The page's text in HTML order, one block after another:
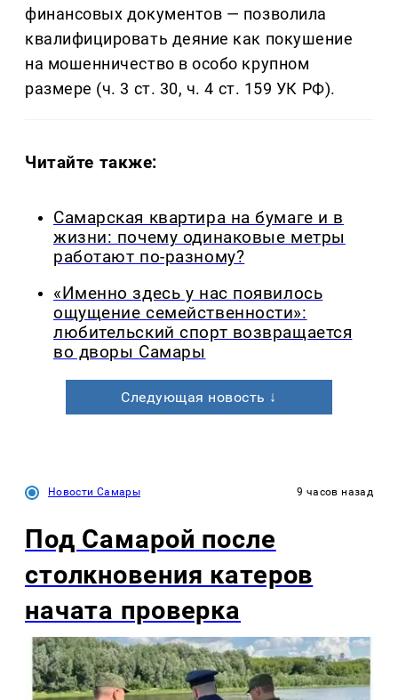
финансовых документов — позволила
квалифицировать деяние как покушение
на мошенничество в особо крупном
размере (ч. 3 ст. 30, ч. 4 ст. 159 УК РФ).
Читайте также:
Самарская квартира на бумаге и в
жизни: почему одинаковые метры
работают по-разному?
«Именно здесь у нас появилось
ощущение семейственности»:
любительский спорт возвращается
во дворы Самары
Следующая новость ↓
Новости Самары 9 часов назад
Под Самарой после
столкновения катеров
начата проверка